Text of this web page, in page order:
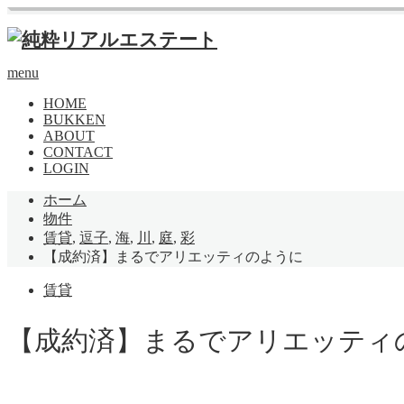
menu
HOME
BUKKEN
ABOUT
CONTACT
LOGIN
ホーム
物件
賃貸, 逗子, 海, 川 , 庭, 彩
【成約済】まるでアリエッティのように
賃貸
【成約済】まるでアリエッテ